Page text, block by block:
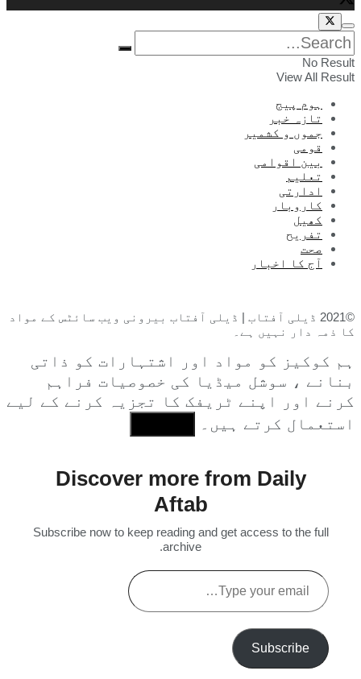
No Result
View All Result
ہوم پیج
تازہ خبر
جموں و کشمیر
قومی
بین اقوامی
تعلیم
ادارتی
کاروبار
کھیل
تفریح
صحت
آج کا اخبار
©2021 ڈیلی آفتاب | ڈیلی آفتاب بیرونی ویب سائٹس کے مواد
کا ذمہ دار نہیں ہے۔
ہم کوکیز کو مواد اور اشتہارات کو ذاتی
بنانے ، سوشل میڈیا کی خصوصیات فراہم
کرنے اور اپنے ٹریفک کا تجزیہ کرنے کے لیے
استعمال کرتے ہیں۔
Discover more from Daily
Aftab
Subscribe now to keep reading and get access to the full
archive.
Type
your
Subscribe